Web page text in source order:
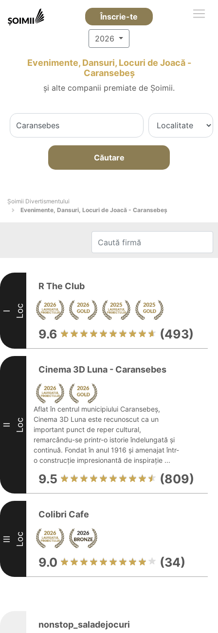
Înscrie-te
2026
Evenimente, Dansuri, Locuri de Joacă -
Caransebeş
și alte companii premiate de Șoimii.
Căutare
Şoimii Divertismentului
Evenimente, Dansuri, Locuri de Joacă - Caransebeş
I Loc
R The Club
9.6 (493)
II Loc
Cinema 3D Luna - Caransebes
Aflat în centrul municipiului Caransebeș,
Cinema 3D Luna este recunoscut ca un
important punct de reper cultural,
remarcându-se printr-o istorie îndelungată și
continuă. Fondat în anul 1916 și amenajat într-
o construcție impresionantă de inspirație ...
9.5 (809)
III Loc
Colibri Cafe
9.0 (34)
nonstop_saladejocuri